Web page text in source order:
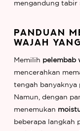
mengandung tabir
PANDUAN
WAJAH
Memilih pelembab
mencerahkan
tengah banyaknya
Namun, dengan
menemukan
beberapa langkah